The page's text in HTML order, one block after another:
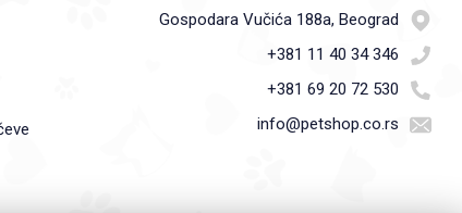
Gospodara Vučića 188a, Beograd
+381 11 40 34 346
+381 69 20 72 530
info@petshop.co.rs